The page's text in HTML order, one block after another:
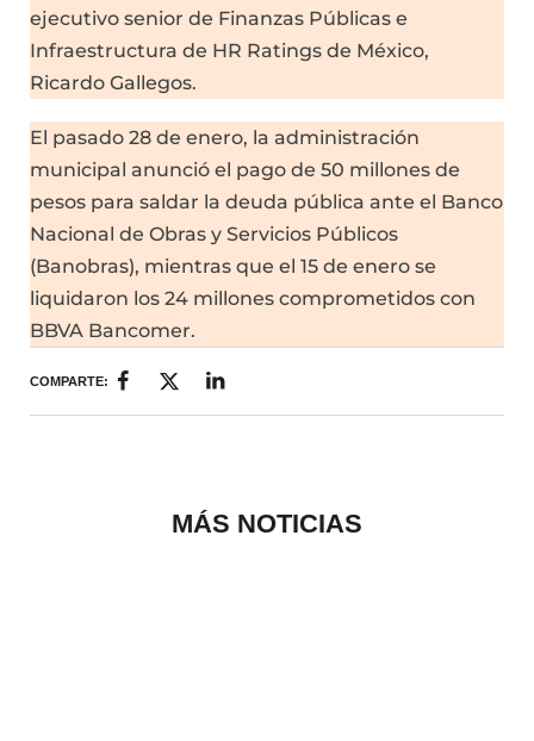
ejecutivo senior de Finanzas Públicas e
Infraestructura de HR Ratings de México,
Ricardo Gallegos.
El pasado 28 de enero, la administración
municipal anunció el pago de 50 millones de
pesos para saldar la deuda pública ante el Banco
Nacional de Obras y Servicios Públicos
(Banobras), mientras que el 15 de enero se
liquidaron los 24 millones comprometidos con
BBVA Bancomer.
COMPARTE:
MÁS NOTICIAS